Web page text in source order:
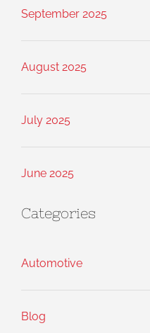
September 2025
August 2025
July 2025
June 2025
Categories
Automotive
Blog